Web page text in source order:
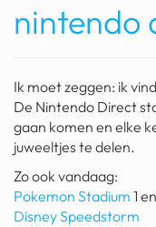
Topiqqs
ark van noach
pokemon kaarten
fomo
21.4 procent btw
nintendo
Ik moet zeggen: ik
De Nintendo Direct
gaan komen en elke
juweeltjes te delen.
Zo ook vandaag:
Pokemon Stadium 1
Disney Speedstorm